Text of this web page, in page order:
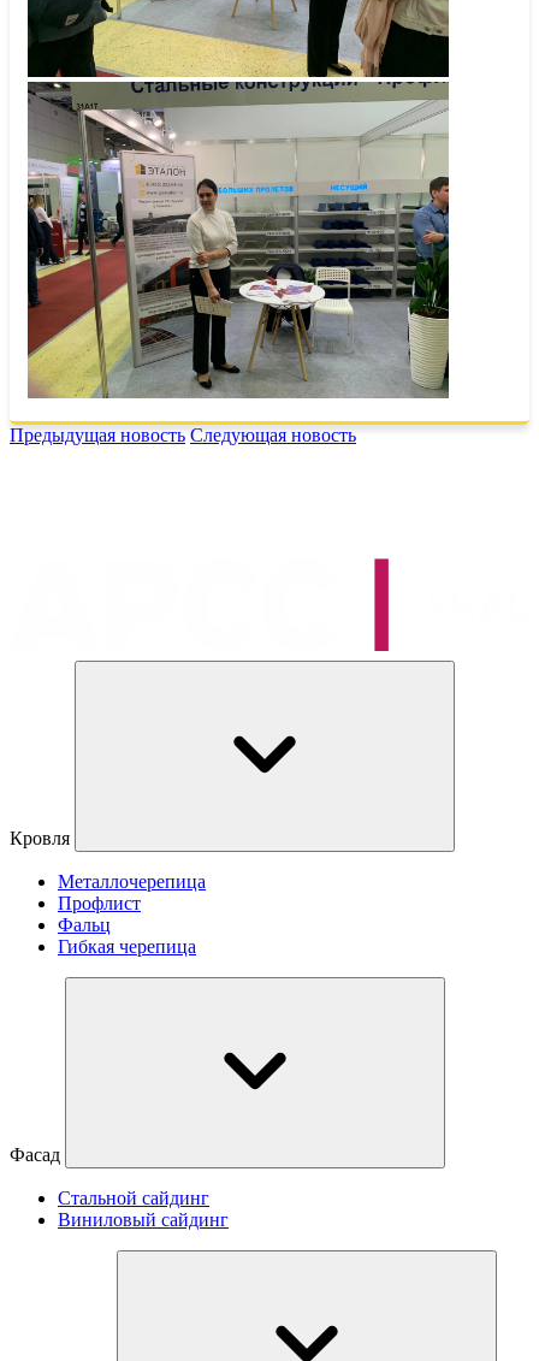
Предыдущая новость Следующая новость
Кровля
Металлочерепица
Профлист
Фальц
Гибкая черепица
Фасад
Стальной сайдинг
Виниловый сайдинг